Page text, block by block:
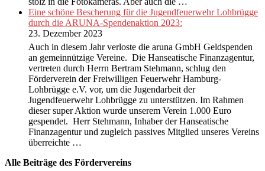
Eine schöne Bescherung für die Jugendfeuerwehr Lohbrügge
durch die ARUNA-Spendenaktion 2023:
23. Dezember 2023
Auch in diesem Jahr verloste die aruna GmbH Geldspenden
an gemeinnützige Vereine. Die Hanseatische Finanzagentur,
vertreten durch Herrn Bertram Stehmann, schlug den
Förderverein der Freiwilligen Feuerwehr Hamburg-
Lohbrügge e.V. vor, um die Jugendarbeit der
Jugendfeuerwehr Lohbrügge zu unterstützen. Im Rahmen
dieser super Aktion wurde unserem Verein 1.000 Euro
gespendet. Herr Stehmann, Inhaber der Hanseatische
Finanzagentur und zugleich passives Mitglied unseres Vereins
überreichte …
Alle Beiträge des Fördervereins